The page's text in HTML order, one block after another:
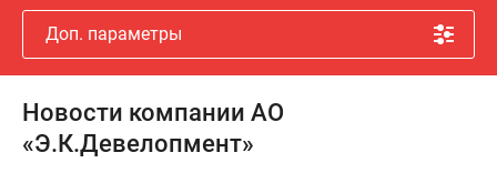
Доп. параметры
Новости компании АО
«Э.К.Девелопмент»